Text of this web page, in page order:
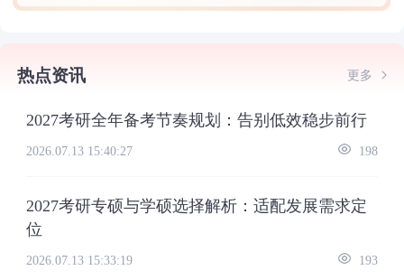
热点资讯 更多
2027考研全年备考节奏规划：告别低效稳步前行
2026.07.13 15:40:27 198
2027考研专硕与学硕选择解析：适配发展需求定
位
2026.07.13 15:33:19 193